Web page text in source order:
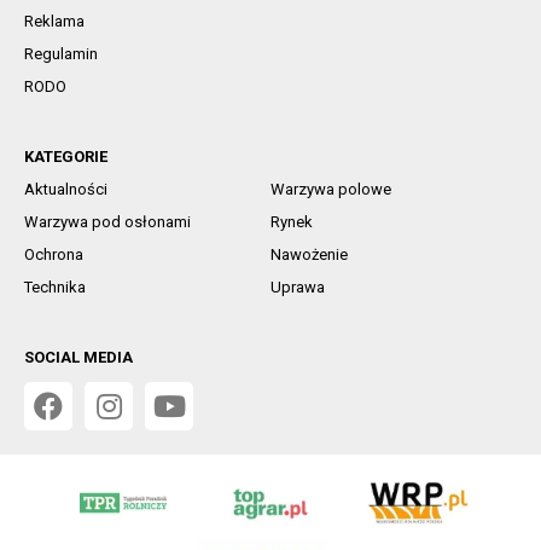
Reklama
Regulamin
RODO
KATEGORIE
Aktualności
Warzywa polowe
Warzywa pod osłonami
Rynek
Ochrona
Nawożenie
Technika
Uprawa
SOCIAL MEDIA